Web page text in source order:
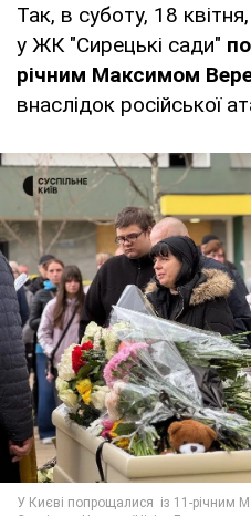
Так, в суботу, 18
у ЖК "Сирецькі сади"
річним Максимом
внаслідок російської